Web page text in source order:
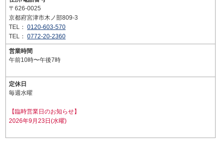
〒626-0025
京都府宮津市木ノ部809-3
TEL： 0120-603-570
TEL： 0772-20-2360
営業時間
午前10時〜午後7時
定休日
毎週水曜
【臨時営業日のお知らせ】
2026年9月23日(水曜)